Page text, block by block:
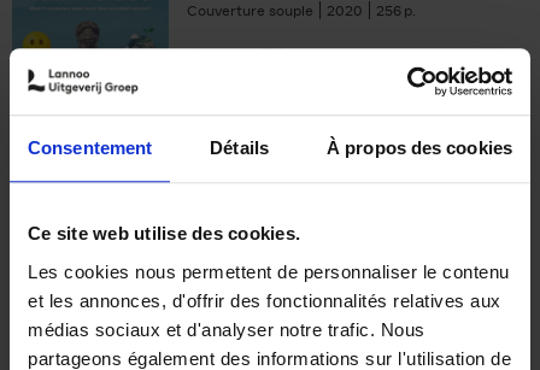
Consentement Détails À propos des cookies
Ce site web utilise des cookies.
Les cookies nous permettent de personnaliser le contenu
et les annonces, d'offrir des fonctionnalités relatives aux
médias sociaux et d'analyser notre trafic. Nous
partageons également des informations sur l'utilisation de
Couverture souple
2020 256
€37,50
Building Bonds = Building
Business
Jochen Roef Jozefien De Feyter
Carolien Boom
Couverture souple
2025 200